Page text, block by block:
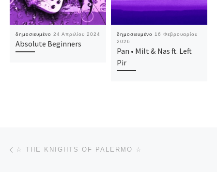
δημοσιευμένο 24 Απριλίου 2024
Absolute Beginners
δημοσιευμένο
16 Φεβρουαρίου
2026
Pan • Milt & Nas ft. Left
Pir
Πλοήγηση δημοσιεύσεων
☆ THE KNIGHTS OF PALERMO ☆